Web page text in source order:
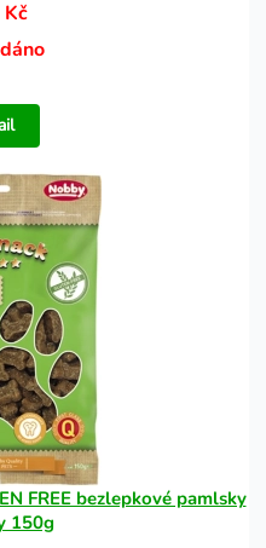
FREE bezlepkové pamlsky
150g